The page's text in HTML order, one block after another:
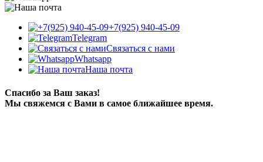
+7(925) 940-45-09
Telegram
Связаться с нами
Whatsapp
Наша почта
Спасибо за Ваш заказ!
Мы свяжемся с Вами в самое ближайшее время.